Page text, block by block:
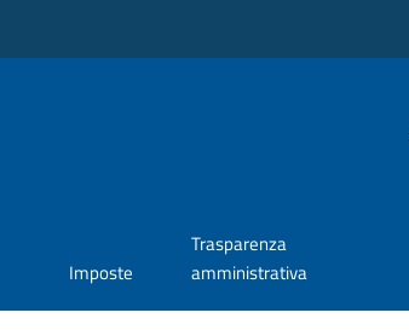
Imposte
Trasparenza
amministrativa